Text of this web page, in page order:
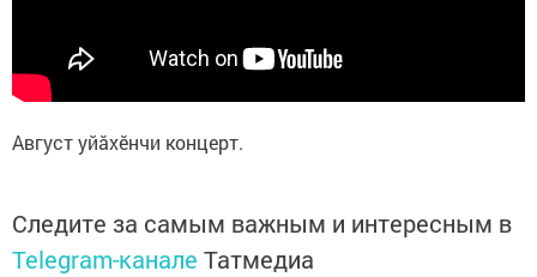
Август уйăхӗнчи концерт.
Следите за самым важным и интересным в
Telegram-канале Татмедиа